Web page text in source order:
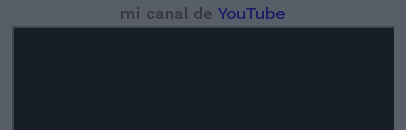
mi canal de YouTube